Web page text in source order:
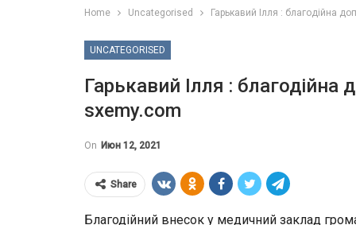
Home Uncategorised Гарькавий Ілля : благодійна
UNCATEGORISED
Гарькавий Ілля :
sxemy.com
On Июн 12, 2021
Share
Благодійний внесок у медичний заклад